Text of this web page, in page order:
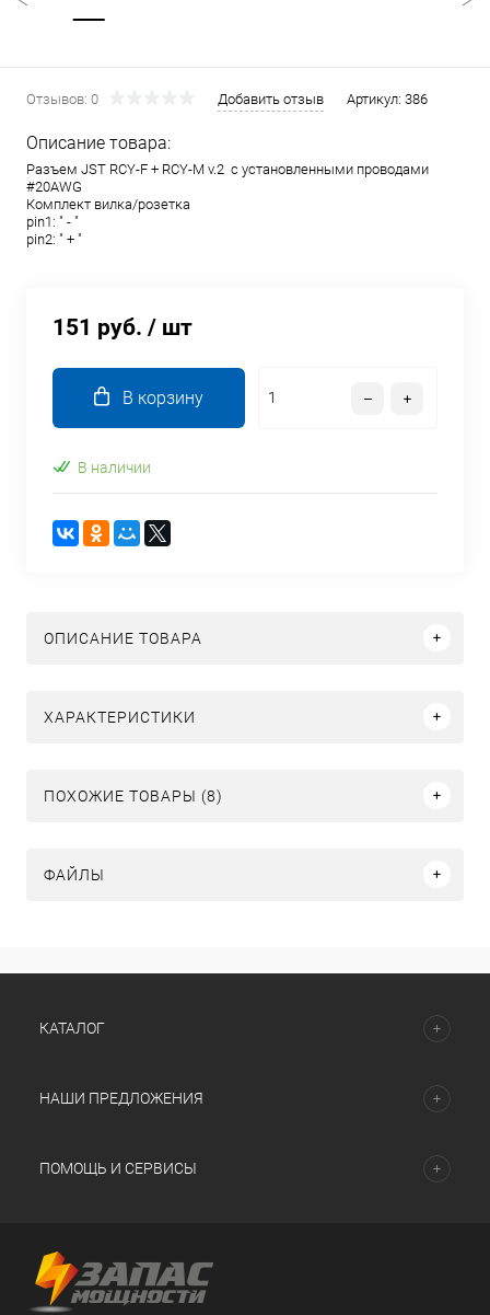
Отзывов: 0 Добавить отзыв Артикул: 386
Описание товара:
Разъем JST RCY-F + RCY-M v.2 с установленными проводами
#20AWG
Комплект вилка/розетка
pin1: " - "
pin2: " + "
151 руб. / шт
В корзину
В наличии
ОПИСАНИЕ ТОВАРА
ХАРАКТЕРИСТИКИ
ПОХОЖИЕ ТОВАРЫ (8)
ФАЙЛЫ
КАТАЛОГ
НАШИ ПРЕДЛОЖЕНИЯ
ПОМОЩЬ И СЕРВИСЫ